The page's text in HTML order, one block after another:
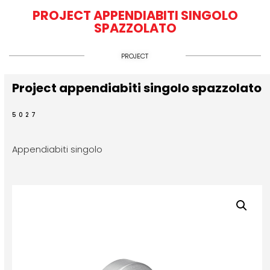
PROJECT APPENDIABITI SINGOLO
SPAZZOLATO
PROJECT
Project appendiabiti singolo spazzolato
5027
Appendiabiti singolo